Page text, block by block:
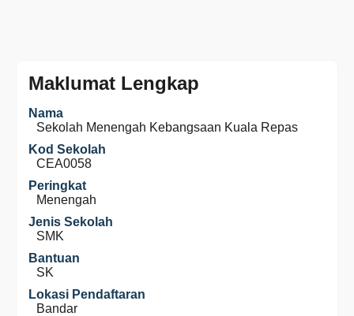
Maklumat Lengkap
Nama
Sekolah Menengah Kebangsaan Kuala Repas
Kod Sekolah
CEA0058
Peringkat
Menengah
Jenis Sekolah
SMK
Bantuan
SK
Lokasi Pendaftaran
Bandar